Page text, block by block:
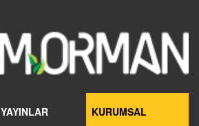
YAYINLAR KURUMSAL